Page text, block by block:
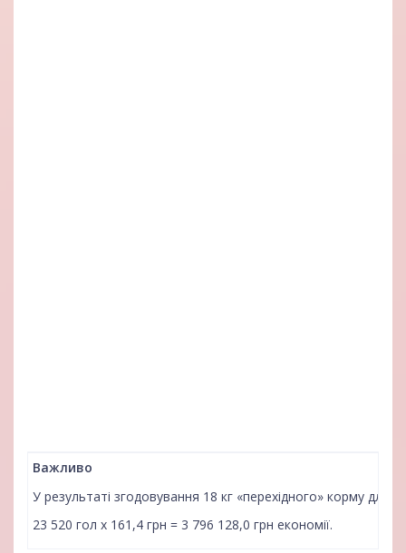
Важливо
У результаті згодовування 18 кг «перехідного» корму
23 520 гол х 161,4 грн = 3 796 128,0 грн економії.